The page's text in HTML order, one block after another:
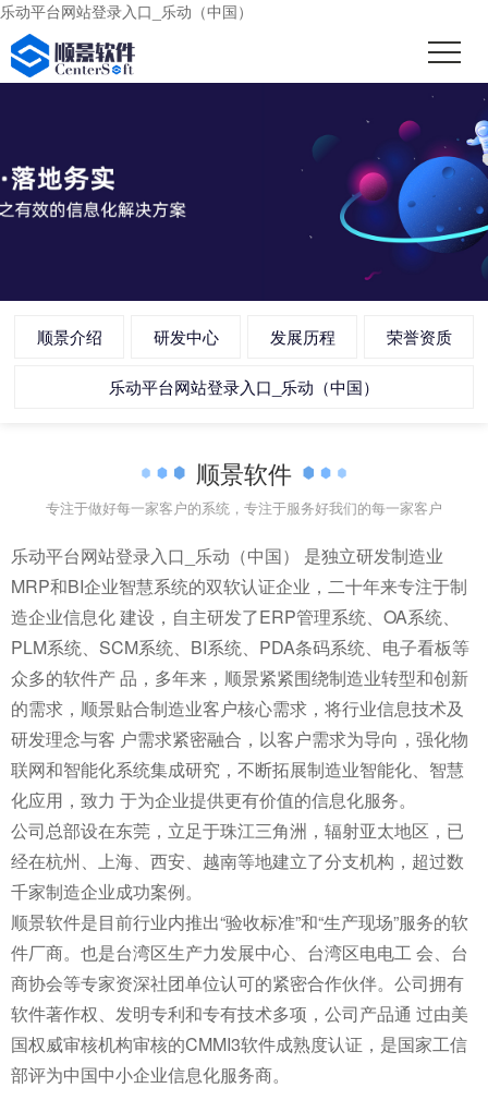
乐动平台网站登录入口_乐动（中国）
顺景介绍 研发中心 发展历程 荣誉资质
乐动平台网站登录入口_乐动（中国）
顺景软件
专注于做好每一家客户的系统，专注于服务好我们的每一家客户
乐动平台网站登录入口_乐动（中国） 是独立研发制造业
MRP和BI企业智慧系统的双软认证企业，二十年来专注于制
造企业信息化 建设，自主研发了ERP管理系统、OA系统、
PLM系统、SCM系统、BI系统、PDA条码系统、电子看板等
众多的软件产 品，多年来，顺景紧紧围绕制造业转型和创新
的需求，顺景贴合制造业客户核心需求，将行业信息技术及
研发理念与客 户需求紧密融合，以客户需求为导向，强化物
联网和智能化系统集成研究，不断拓展制造业智能化、智慧
化应用，致力 于为企业提供更有价值的信息化服务。
公司总部设在东莞，立足于珠江三角洲，辐射亚太地区，已
经在杭州、上海、西安、越南等地建立了分支机构，超过数
千家制造企业成功案例。
顺景软件是目前行业内推出“验收标准”和“生产现场”服务的软
件厂商。也是台湾区生产力发展中心、台湾区电电工 会、台
商协会等专家资深社团单位认可的紧密合作伙伴。公司拥有
软件著作权、发明专利和专有技术多项，公司产品通 过由美
国权威审核机构审核的CMMI3软件成熟度认证，是国家工信
部评为中国中小企业信息化服务商。